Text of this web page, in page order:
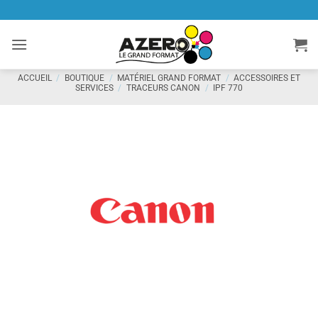
contenu
ACCUEIL / BOUTIQUE / MATÉRIEL GRAND FORMAT / ACCESSOIRES ET
SERVICES / TRACEURS CANON / IPF 770